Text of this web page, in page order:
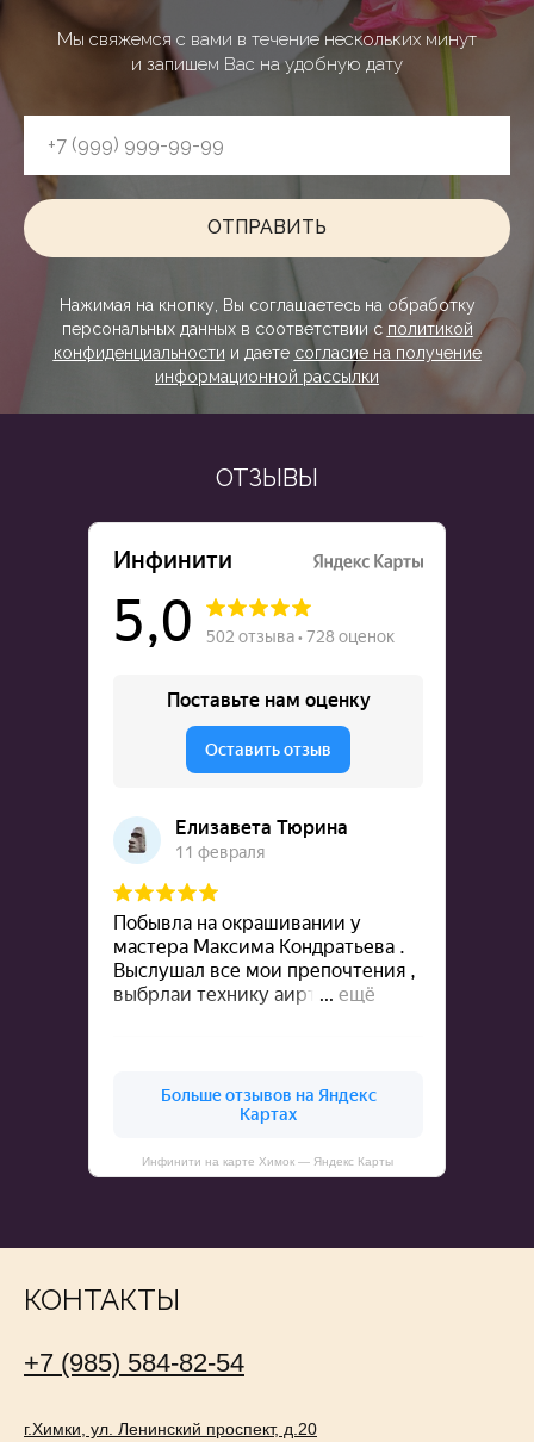
Мы свяжемся с вами в течение нескольких минут
и запишем Вас на удобную дату
ОТПРАВИТЬ
Нажимая на кнопку, Вы соглашаетесь на обработку
персональных данных в соответствии с политикой
конфиденциальности и даете согласие на получение
информационной рассылки
ОТЗЫВЫ
Инфинити на карте Химок — Яндекс Карты
КОНТАКТЫ
+7 (985) 584-82-54
г.Химки, ул. Ленинский проспект, д.20
максимально удобным. Ознакомьтесь
политикой конфиденциальности